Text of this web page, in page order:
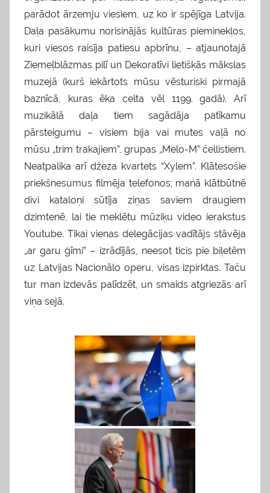
parādot ārzemju viesiem, uz ko ir spējīga Latvija.
Daļa pasākumu norisinājās kultūras pieminekļos,
kuri viesos raisīja patiesu apbrīnu, – atjaunotajā
Ziemeļblāzmas pilī un Dekoratīvi lietišķās mākslas
muzejā (kurš iekārtots mūsu vēsturiski pirmajā
baznīcā, kuras ēka celta vēl 1199. gadā). Arī
muzikālā daļa tiem sagādāja patīkamu
pārsteigumu – visiem bija vai mutes vaļā no
mūsu „trim trakajiem”, grupas „Melo-M” čellistiem.
Neatpalika arī džeza kvartets “Xylem”. Klātesošie
priekšnesumus filmēja telefonos; manā klātbūtnē
divi kataloņi sūtīja ziņas saviem draugiem
dzimtenē, lai tie meklētu mūziķu video ierakstus
Youtube. Tikai vienas delegācijas vadītājs stāvēja
„ar garu ģīmi” – izrādījās, neesot ticis pie biļetēm
uz Latvijas Nacionālo operu, visas izpirktas. Taču
tur man izdevās palīdzēt, un smaids atgriezās arī
viņa sejā.